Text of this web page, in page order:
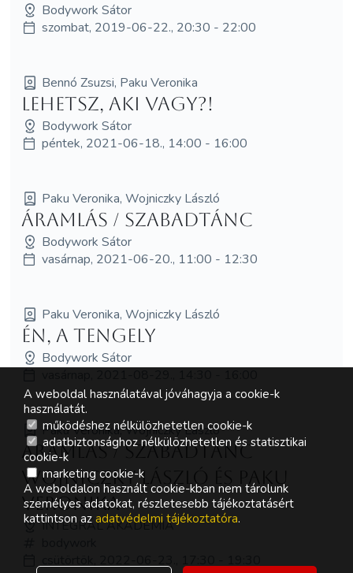
Bodywork Sátor
szombat, 2019-06-22., 20:30 - 22:00
Bennó Zsuzsi, Paku Veronika
Lehetsz, aki vagy?!
Bodywork Sátor
péntek, 2021-06-18., 14:00 - 16:00
Paku Veronika, Wojniczky László
Áramlás / Szabadtánc
Bodywork Sátor
vasárnap, 2021-06-20., 11:00 - 12:30
Paku Veronika, Wojniczky László
Én, a tengely
Bodywork Sátor
Paku Veronika, Wojniczky László
Áramlás / Szabadtánc
Wojniczky László és Paku
Veronika
INTEGRÁL AKADÉMIA
A weboldal használatával jóváhagyja a cookie-k
használatát.
működéshez nélkülözhetetlen cookie-k
adatbiztonsághoz nélkülözhetetlen és statisztikai
cookie-k
marketing cookie-k
A weboldalon használt cookie-kban nem tárolunk
személyes adatokat, részletesebb tájékoztatásért
kattintson az adatvédelmi tájékoztatóra.